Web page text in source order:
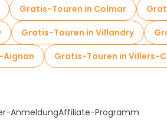
Gratis-Touren in Colmar
Gratis-Touren in Villandry
Aignan
Gratis-Touren in Villers-
AnmeldungAffiliate-Programm